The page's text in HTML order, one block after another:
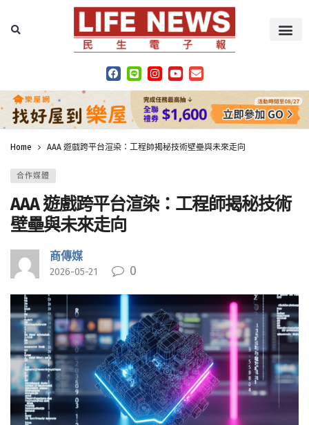
Home AAA 遊戲跨平台渲染：工程師揭秘技術壁壘與未來走向
合作媒體
AAA 遊戲跨平台渲染：工程師揭秘技術
壁壘與未來走向
商傳媒
2026-05-21 0